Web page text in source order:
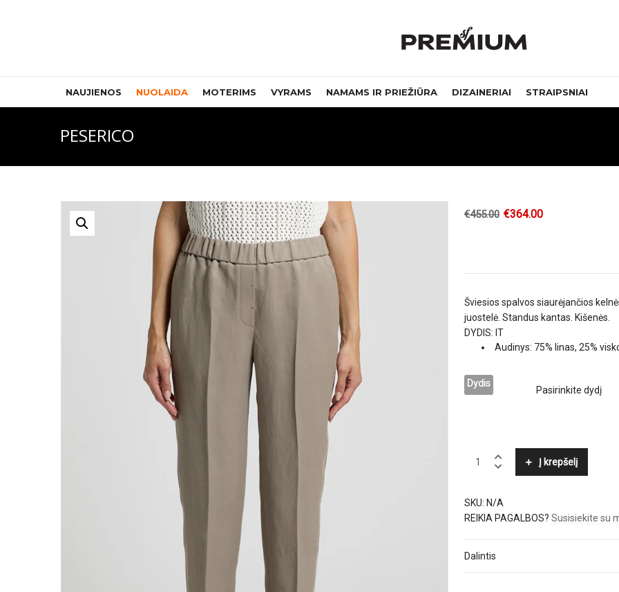
NAUJIENOS NUOLAIDA MOTERIMS VYRAMS NAMAMS IR PRIEŽIŪRA DIZAINERIAI STRAIPSNIAI
PESERICO
€455.00 €364.00
Šviesios spalvos siaurėjančios
juostelė. Standus kantas. Kišenės.
DYDIS: IT
Audinys: 75% linas, 25%
Dydis
PESERICO
quantity
Į krepšelį
SKU: N/A
REIKIA PAGALBOS? Susisiekite su
Dalintis